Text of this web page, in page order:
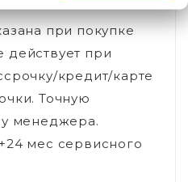
при покупке
при
кредит/карте
Точную
у менеджера.
мес сервисного